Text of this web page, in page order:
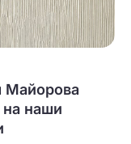
Майорова
на наши